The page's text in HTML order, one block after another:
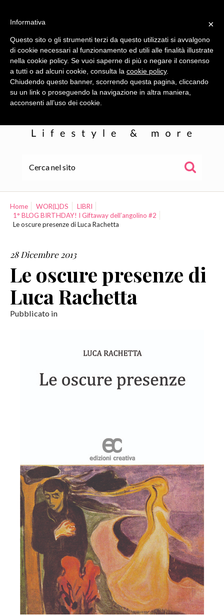
WOR(L)DS
COLLABORAZIONI
CONTATTI
Home WOR(L)DS
LIBRI
1° BLOG BIRTHDAY! I Giftaway dell’angolino #2
Le oscure presenze di Luca Rachetta
28 Dicembre 2013
Le oscure presenze di
Luca Rachetta
Pubblicato in
×
Informativa
Questo sito o gli strumenti terzi da questo utilizzati si avvalgono
di cookie necessari al funzionamento ed utili alle finalità illustrate
nella cookie policy. Se vuoi saperne di più o negare il consenso
a tutti o ad alcuni cookie, consulta la cookie policy.
Chiudendo questo banner, scorrendo questa pagina, cliccando
su un link o proseguendo la navigazione in altra maniera,
acconsenti all’uso dei cookie.